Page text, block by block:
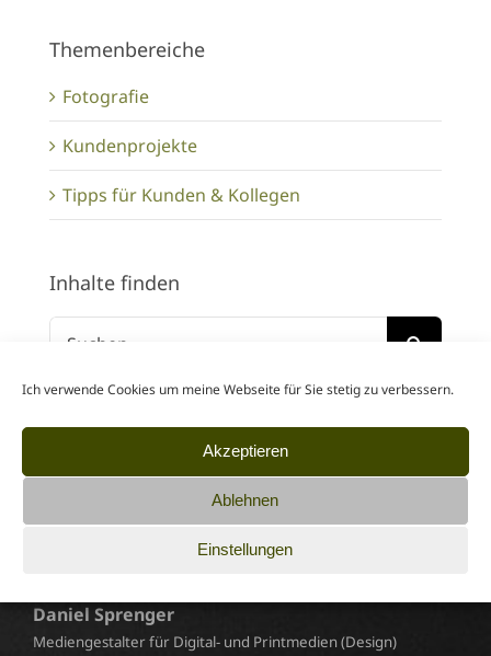
Ich verwende Cookies um meine Webseite für Sie stetig zu verbessern.
Akzeptieren
Ablehnen
Einstellungen
Themenbereiche
Fotografie
Kundenprojekte
Tipps für Kunden & Kollegen
Inhalte finden
Suche
Werbeagentur sprengsatz
Daniel Sprenger
Mediengestalter für Digital- und Printmedien (Design)